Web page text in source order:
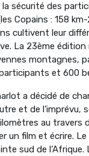
sécurité des
Copains : 158
cultivent leur
La 23ème
montagnes,
et 600
a décidé de
et de
au travers
un film et écrire.
sud de